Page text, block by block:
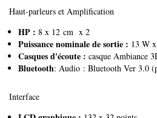
Haut-parleurs et Amplification
HP : 8 x 12 cm x 2
Puissance nominale de sortie : 13 W
Casques d'écoute : casque Ambiance
Bluetooth: Audio : Bluetooth Ver 3.0
Interface